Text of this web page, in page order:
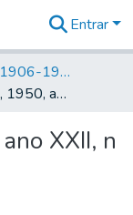
Entrar
Canto Libertário (1906-1995)
Cultura Proletaria, 1950, ano XXII, n 1142
XXII, n